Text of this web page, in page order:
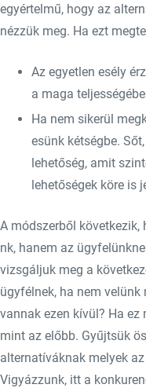
egyértelmű, hogy az
nézzük meg. Ha ezt
Az egyetlen esély
a maga
Ha nem sikerül
esünk kétségbe.
lehetőség, amit
lehetőségek köre is
A módszerből következik,
nk, hanem az
vizsgáljuk meg a
ügyfélnek, ha nem
vannak ezen kívül? Ha
mint az előbb. Gyűjtsük
alternatíváknak melyek
Vigyázzunk, itt a